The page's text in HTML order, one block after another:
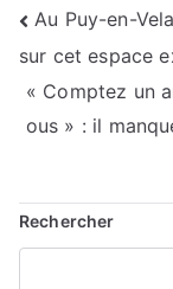
de
l’article
Au Puy-en-
sur cet espace
« Comptez un
ous » : il
Rechercher